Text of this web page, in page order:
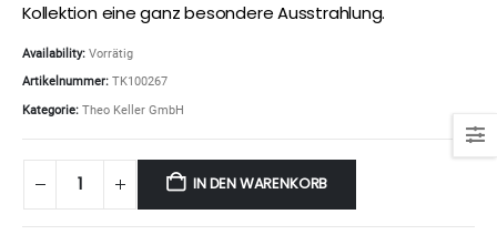
Kollektion eine ganz besondere Ausstrahlung.
Availability: Vorrätig
Artikelnummer: TK100267
Kategorie: Theo Keller GmbH
IN DEN WARENKORB